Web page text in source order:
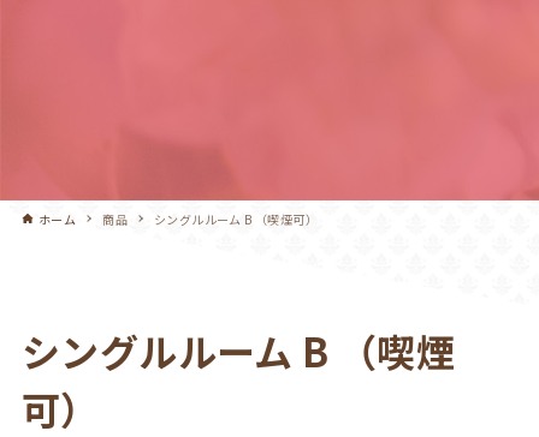
ホーム 商品 シングルルーム B （喫煙可）
シングルルーム B （喫煙
可）